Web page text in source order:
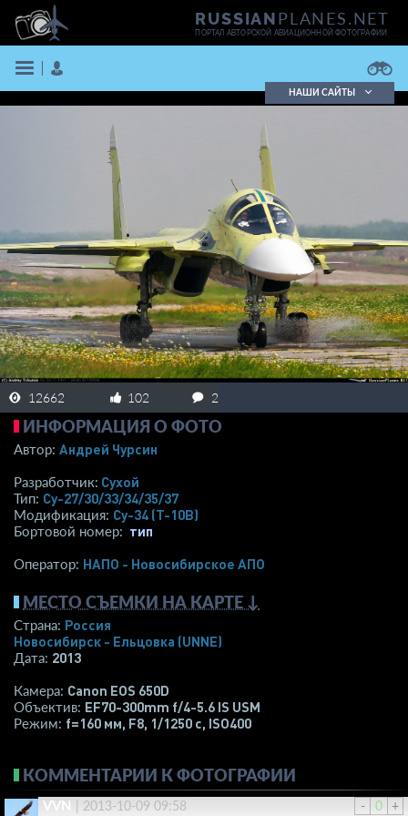
RUSSIANPLANES.NET
ПОРТАЛ АВТОРСКОЙ АВИАЦИОННОЙ ФОТОГРАФИИ
ЗАРЕГИСТРИРОВАТЬСЯ
Подробно
НАШИ САЙТЫ
12662 102 2
ИНФОРМАЦИЯ О ФОТО
Автор: Андрей Чурсин
Разработчик: Сухой
Тип: Су-27/30/33/34/35/37
Модификация: Су-34 (Т-10В)
Бортовой номер: тип
Оператор: НАПО - Новосибирское АПО
МЕСТО СЪЕМКИ НА КАРТЕ ↓
Страна: Россия
Новосибирск - Ельцовка (UNNE)
Дата: 2013
Камера: Canon EOS 650D
Объектив: EF70-300mm f/4-5.6 IS USM
Режим: f=160 мм, F8, 1/1250 с, ISO400
КОММЕНТАРИИ К ФОТОГРАФИИ
- 0 +
VVN
2013-10-09 09:58